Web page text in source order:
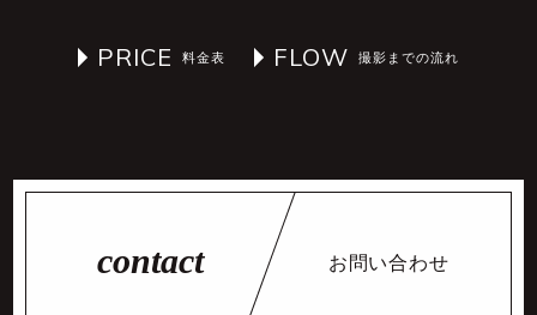
PRICE FLOW
お問い合わせ